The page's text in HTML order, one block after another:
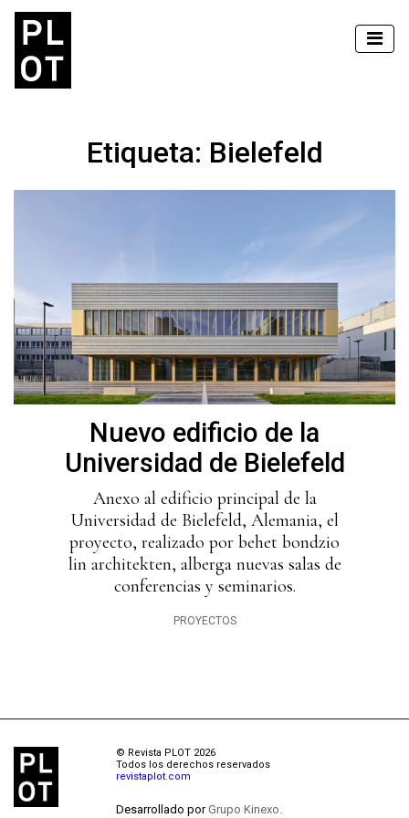
Etiqueta: Bielefeld
Nuevo edificio de la
Universidad de Bielefeld
Anexo al edificio principal de la
Universidad de Bielefeld, Alemania, el
proyecto, realizado por behet bondzio
lin architekten, alberga nuevas salas de
conferencias y seminarios.
PROYECTOS
© Revista PLOT 2026
Todos los derechos reservados
revistaplot.com
Desarrollado porGrupo Kinexo.